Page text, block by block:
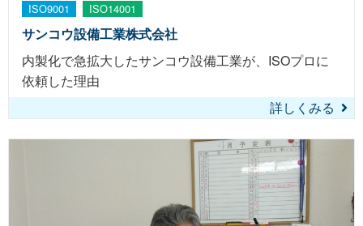
ISO9001 ISO14001
サンコウ設備工業株式会社
内製化で急拡大したサンコウ設備工業が、ISOプロに
依頼した理由
詳しくみる